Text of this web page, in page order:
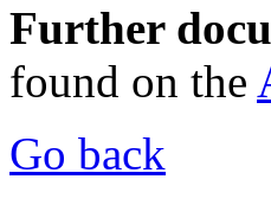
Further
found on the
Go back